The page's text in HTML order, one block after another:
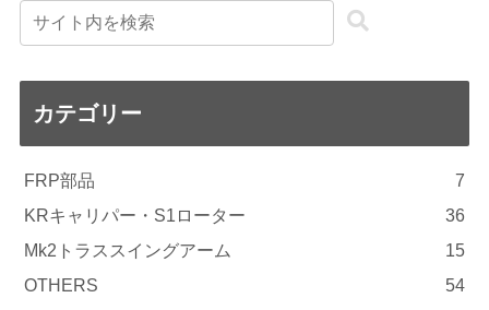
カテゴリー
FRP部品
7
KRキャリパー・S1ローター
36
Mk2トラススイングアーム
15
OTHERS
54